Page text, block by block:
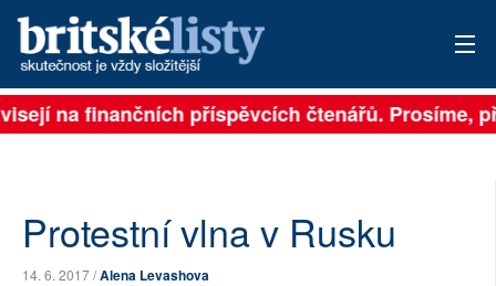
PŘIHLÁSIT
ARCHIV
ROZHOVORY
na finančních příspěvcích čtenářů. Prosíme,
Protestní vlna v Rusku
14. 6. 2017 /Alena Levashova